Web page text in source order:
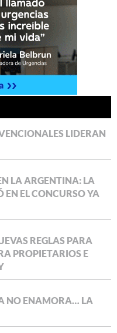
LIDERAN
LA ARGENTINA: LA
EL CONCURSO YA
REGLAS PARA
PROPIETARIOS E
NO ENAMORA… LA